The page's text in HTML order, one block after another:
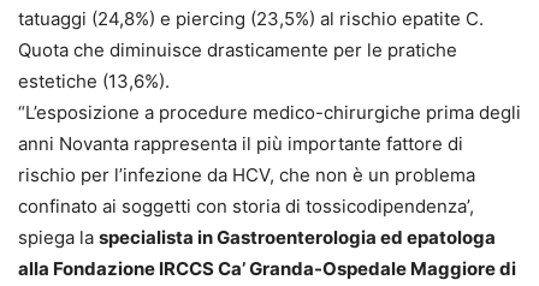
tatuaggi (24,8%) e piercing (23,5%) al rischio epatite C.
Quota che diminuisce drasticamente per le pratiche
estetiche (13,6%).
“L’esposizione a procedure medico-chirurgiche prima degli
anni Novanta rappresenta il più importante fattore di
rischio per l’infezione da HCV, che non è un problema
confinato ai soggetti con storia di tossicodipendenza’,
spiega la specialista in Gastroenterologia ed epatologa
alla Fondazione IRCCS Ca’ Granda-Ospedale Maggiore di